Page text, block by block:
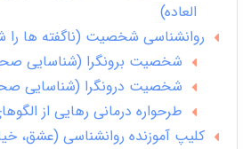
العاده)
روانشناسی شخصیت (ناگفته ها
شخصیت برونگرا (شناسایی
شخصیت درونگرا (شناسایی
طرحواره درمانی رهایی از
کلیپ آموزنده روانشناسی (عشق،